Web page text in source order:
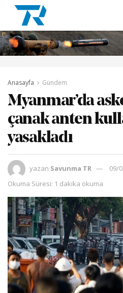
Anasayfa Gündem
Myanmar’da
çanak anten
yasakladı
yazan Savunma TR
09/
Okuma Süresi: 1 dakika okuma